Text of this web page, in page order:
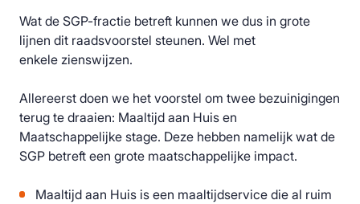
Wat de SGP-fractie betreft kunnen we dus in grote
lijnen dit raadsvoorstel steunen. Wel met
enkele zienswijzen.
Allereerst doen we het voorstel om twee bezuinigingen
terug te draaien: Maaltijd aan Huis en
Maatschappelijke stage. Deze hebben namelijk wat de
SGP betreft een grote maatschappelijke impact.
Maaltijd aan Huis is een maaltijdservice die al ruim